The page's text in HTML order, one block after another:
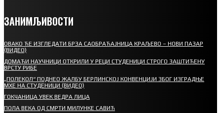
ЗАНИМЉИВОСТИ
ОВАКО ЋЕ ИЗГЛЕДАТИ БРЗА САОБРАЋАЈНИЦА КРАЉЕВО – НОВИ ПАЗАР
(ВИДЕО)
ДОМАЋИ НАУЧНИЦИ ОТКРИЛИ У РЕЦИ СТУДЕНИЦИ СТРОГО ЗАШТИЋЕНУ
ВРСТУ РИБЕ
„ПОЛЕКОЛ“ ПОДНЕО ЖАЛБУ БЕРЛИНСКОЈ КОНВЕНЦИЈИ ЗБОГ ИЗГРАДЊЕ
МХЕ НА СТУДЕНИЦИ (ВИДЕО)
ГОКЧАНИЦА УВЕК ВЕДРА ЛИЦА
ПОЛА ВЕКА ОД СМРТИ МИЛУНКЕ САВИЋ